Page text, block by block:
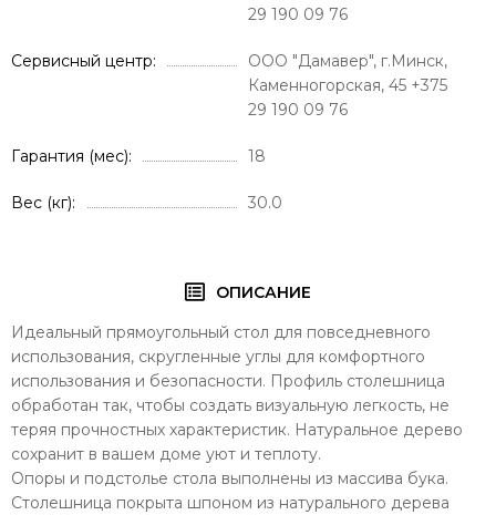
29 190 09 76
Сервисный центр
ООО "Дамавер", г.Минск,
Каменногорская, 45 +375
29 190 09 76
Гарантия (мес) 18
Вес (кг) 30.0
ОПИСАНИЕ
Идеальный прямоугольный стол для повседневного
использования, скругленные углы для комфортного
использования и безопасности. Профиль столешница
обработан так, чтобы создать визуальную легкость, не
теряя прочностных характеристик. Натуральное дерево
сохранит в вашем доме уют и теплоту.
Опоры и подстолье стола выполнены из массива бука.
Столешница покрыта шпоном из натурального дерева